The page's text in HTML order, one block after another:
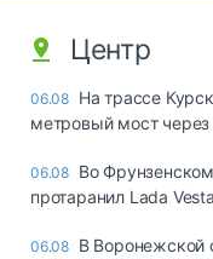
Центр
06.08 На трассе
метровый мост
06.08 Во
протаранил Lada Vesta
06.08 В Воронежской